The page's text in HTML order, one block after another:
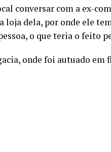
conversar com a ex-
loja dela, por onde ele
o que teria o feito
onde foi autuado em